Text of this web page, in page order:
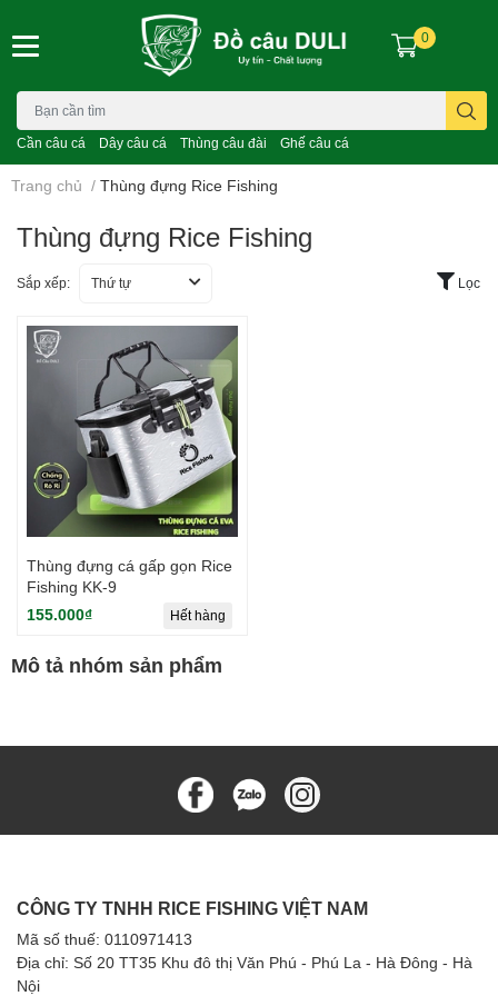
Cần câu cá Dây câu cá Thùng câu đài Ghế câu cá
0
Trang chủ / Thùng đựng Rice Fishing
Thùng đựng Rice Fishing
Sắp xếp: Thứ tự Lọc
Thùng đựng cá gấp gọn Rice
Fishing KK-9
155.000₫
Hết hàng
Mô tả nhóm sản phẩm
CÔNG TY TNHH RICE FISHING VIỆT NAM
Mã số thuế: 0110971413
Địa chỉ: Số 20 TT35 Khu đô thị Văn Phú - Phú La - Hà Đông - Hà
Nội